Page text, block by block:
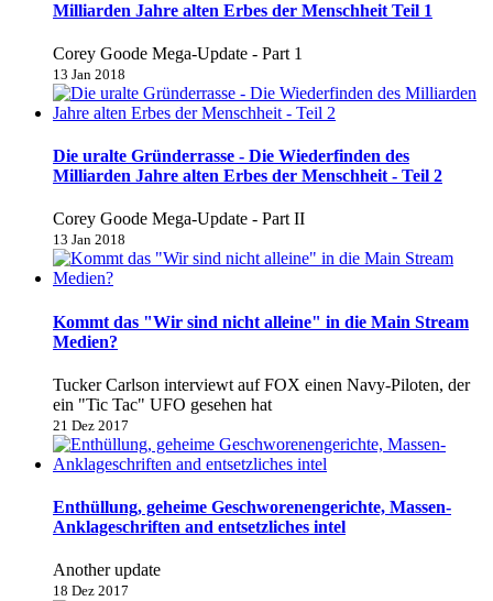
Milliarden Jahre alten Erbes der Menschheit Teil 1
Corey Goode Mega-Update - Part 1
13 Jan 2018
Die uralte Gründerrasse - Die Wiederfinden des
Milliarden Jahre alten Erbes der Menschheit - Teil 2
Corey Goode Mega-Update - Part II
13 Jan 2018
Kommt das "Wir sind nicht alleine" in die Main Stream
Medien?
Tucker Carlson interviewt auf FOX einen Navy-Piloten, der
ein "Tic Tac" UFO gesehen hat
21 Dez 2017
Enthüllung, geheime Geschworenengerichte, Massen-
Anklageschriften and entsetzliches intel
Another update
18 Dez 2017